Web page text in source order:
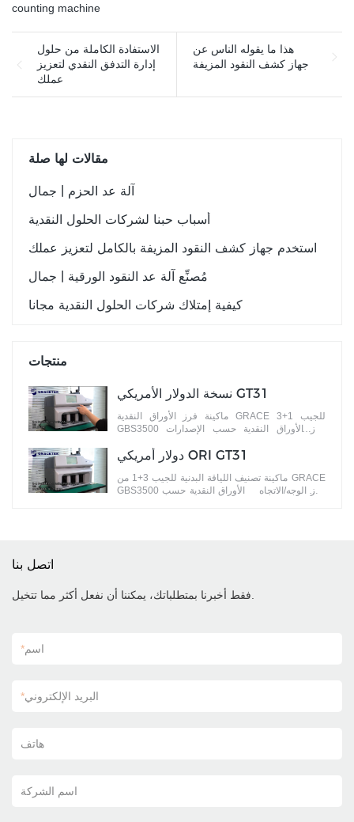
counting machine
الاستفادة الكاملة من حلول
إدارة التدفق النقدي لتعزيز
عملك
هذا ما يقوله الناس عن
جهاز كشف النقود المزيفة
مقالات لها صلة
آلة عد الحزم | جمال
أسباب حبنا لشركات الحلول النقدية
استخدم جهاز كشف النقود المزيفة بالكامل لتعزيز عملك
مُصنِّع آلة عد النقود الورقية | جمال
كيفية إمتلاك شركات الحلول النقدية مجانا
منتجات
نسخة الدولار الأمريكي GT31
ماكينة فرز الأوراق النقدية GRACE 3+1 للجيب
GBS3500 فرز الأوراق النقدية حسب الإصدارات
دولار أمريكي ORI GT31
ماكينة تصنيف اللياقة البدنية للجيب 3+1 من GRACE
GBS3500 فرز الوجه/الاتجاه الأوراق النقدية حسب
اتصل بنا
فقط أخبرنا بمتطلباتك، يمكننا أن نفعل أكثر مما تتخيل.
*اسم
*البريد الإلكتروني
هاتف
اسم الشركة